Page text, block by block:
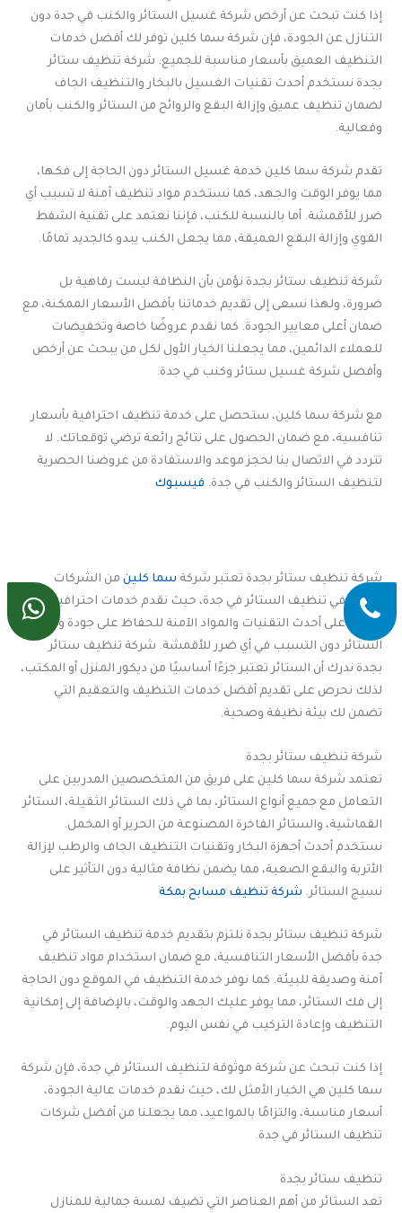
إذا كنت تبحث عن أرخص شركة غسيل الستائر والكنب في جدة دون
التنازل عن الجودة، فإن شركة سما كلين توفر لك أفضل خدمات
التنظيف العميق بأسعار مناسبة للجميع. شركة تنظيف ستائر
بجدة نستخدم أحدث تقنيات الغسيل بالبخار والتنظيف الجاف
لضمان تنظيف عميق وإزالة البقع والروائح من الستائر والكنب بأمان
وفعالية.
تقدم شركة سما كلين خدمة غسيل الستائر دون الحاجة إلى فكها،
مما يوفر الوقت والجهد، كما نستخدم مواد تنظيف آمنة لا تسبب أي
ضرر للأقمشة. أما بالنسبة للكنب، فإننا نعتمد على تقنية الشفط
القوي وإزالة البقع العميقة، مما يجعل الكنب يبدو كالجديد تمامًا.
شركة تنظيف ستائر بجدة نؤمن بأن النظافة ليست رفاهية بل
ضرورة، ولهذا نسعى إلى تقديم خدماتنا بأفضل الأسعار الممكنة، مع
ضمان أعلى معايير الجودة. كما نقدم عروضًا خاصة وتخفيضات
للعملاء الدائمين، مما يجعلنا الخيار الأول لكل من يبحث عن أرخص
وأفضل شركة غسيل ستائر وكنب في جدة.
مع شركة سما كلين، ستحصل على خدمة تنظيف احترافية بأسعار
تنافسية، مع ضمان الحصول على نتائج رائعة ترضي توقعاتك. لا
تتردد في الاتصال بنا لحجز موعد والاستفادة من عروضنا الحصرية
لتنظيف الستائر والكنب في جدة. فيسبوك
شركة تنظيف ستائر بجدة تعتبر شركة سما كلين من الشركات
الرائدة في تنظيف الستائر في جدة، حيث نقدم خدمات احترافية
تعتمد على أحدث التقنيات والمواد الآمنة للحفاظ على جودة ونظافة
الستائر دون التسبب في أي ضرر للأقمشة. شركة تنظيف ستائر
بجدة ندرك أن الستائر تعتبر جزءًا أساسيًا من ديكور المنزل أو المكتب،
لذلك نحرص على تقديم أفضل خدمات التنظيف والتعقيم التي
تضمن لك بيئة نظيفة وصحية.
شركة تنظيف ستائر بجدة
تعتمد شركة سما كلين على فريق من المتخصصين المدربين على
التعامل مع جميع أنواع الستائر، بما في ذلك الستائر الثقيلة، الستائر
القماشية، والستائر الفاخرة المصنوعة من الحرير أو المخمل.
نستخدم أحدث أجهزة البخار وتقنيات التنظيف الجاف والرطب لإزالة
الأتربة والبقع الصعبة، مما يضمن نظافة مثالية دون التأثير على
نسيج الستائر. شركة تنظيف مسابح بمكة
شركة تنظيف ستائر بجدة نلتزم بتقديم خدمة تنظيف الستائر في
جدة بأفضل الأسعار التنافسية، مع ضمان استخدام مواد تنظيف
آمنة وصديقة للبيئة. كما نوفر خدمة التنظيف في الموقع دون الحاجة
إلى فك الستائر، مما يوفر عليك الجهد والوقت، بالإضافة إلى إمكانية
التنظيف وإعادة التركيب في نفس اليوم.
إذا كنت تبحث عن شركة موثوقة لتنظيف الستائر في جدة، فإن شركة
سما كلين هي الخيار الأمثل لك، حيث نقدم خدمات عالية الجودة،
أسعار مناسبة، والتزامًا بالمواعيد، مما يجعلنا من أفضل شركات
تنظيف الستائر في جدة.
تنظيف ستائر بجدة
تعد الستائر من أهم العناصر التي تضيف لمسة جمالية للمنازل